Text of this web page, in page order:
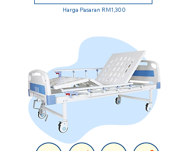
Harga Pasaran RM1,300